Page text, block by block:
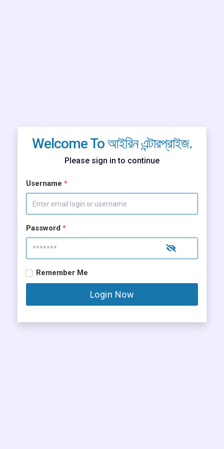
Welcome To আইরিন এন্টারপ্রাইজ.
Please sign in to continue
Username *
Password *
Remember Me
Login Now